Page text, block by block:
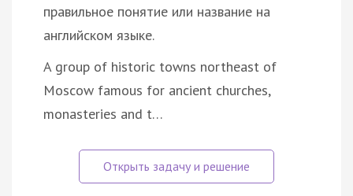
правильное понятие или название на
английском языке.
A group of historic towns northeast of
Moscow famous for ancient churches,
monasteries and t…